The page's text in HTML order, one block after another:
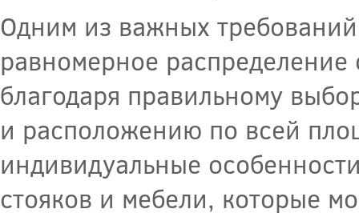
Одним из важных
равномерное
благодаря правильному
и расположению по всей
индивидуальные
стояков и мебели, которые